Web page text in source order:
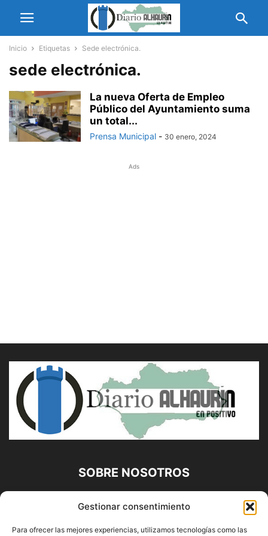
Gestionar consentimiento
Para ofrecer las mejores experiencias, utilizamos tecnologías como las
Inicio Etiquetas Sede electrónica.
sede electrónica.
La nueva Oferta de Empleo
Público del Ayuntamiento suma
un total...
Prensa Municipal - 30 enero, 2024
Ads
SOBRE NOSOTROS
Diario Alhaurín (www.alhaurindelatorre.com) Propiedad de
Francisco E. López López | 639 95 71 95 | Noticias de
Alhaurín de la Torre, Málaga y Provincia|